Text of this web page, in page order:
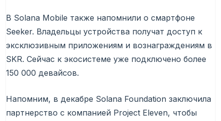
В Solana Mobile также напомнили о смартфоне
Seeker. Владельцы устройства получат доступ к
эксклюзивным приложениям и вознаграждениям в
SKR. Сейчас к экосистеме уже подключено более
150 000 девайсов.
Напомним, в декабре Solana Foundation заключила
партнерство с компанией Project Eleven, чтобы